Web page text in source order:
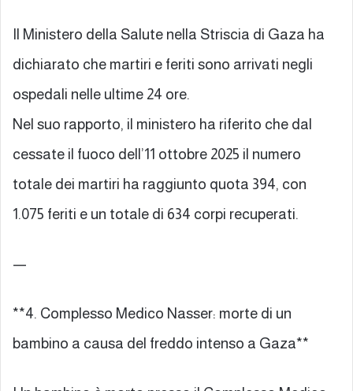
Il Ministero della Salute nella Striscia di Gaza ha
dichiarato che martiri e feriti sono arrivati negli
ospedali nelle ultime 24 ore.
Nel suo rapporto, il ministero ha riferito che dal
cessate il fuoco dell’11 ottobre 2025 il numero
totale dei martiri ha raggiunto quota 394, con
1.075 feriti e un totale di 634 corpi recuperati.
—
**4. Complesso Medico Nasser: morte di un
bambino a causa del freddo intenso a Gaza**